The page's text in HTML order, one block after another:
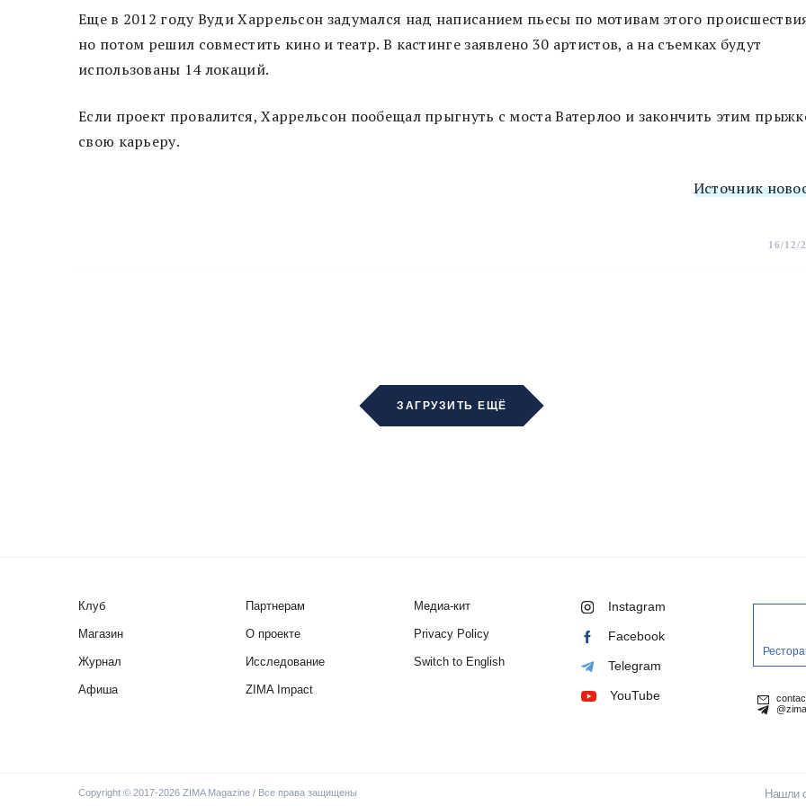
Еще в 2012 году Вуди Харрельсон задумался над написанием пьесы по мотивам этого
но потом решил совместить кино и театр. В кастинге заявлено 30 артистов, а на съемках будут
использованы 14 локаций.
Если проект провалится, Харрельсон пообещал прыгнуть с моста Ватерлоо и закончить этим
свою карьеру.
Источник
16/12/
ЗАГРУЗИТЬ ЕЩЁ
Клуб
Магазин
Журнал
Афиша
Партнерам
О проекте
Исследование
ZIMA Impact
Медиа-кит
Privacy Policy
Switch to English
Instagram
Facebook
Telegram
YouTube
Copyright © 2017-2026 ZIMA Magazine / Все права защищены Нашли